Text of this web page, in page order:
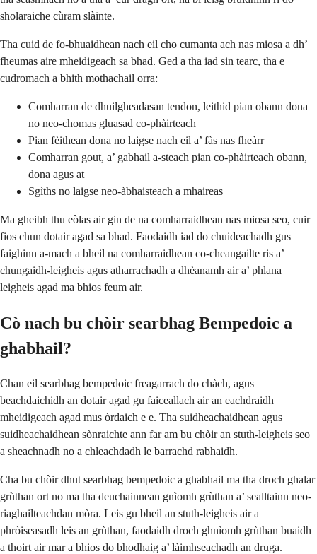
sholaraiche cùram slàinte.
Tha cuid de fo-bhuaidhean nach eil cho cumanta ach nas miosa a dh’
fheumas aire mheidigeach sa bhad. Ged a tha iad sin tearc, tha e
cudromach a bhith mothachail orra:
Comharran de dhuilgheadasan tendon, leithid pian obann dona
no neo-chomas gluasad co-phàirteach
Pian fèithean dona no laigse nach eil a’ fàs nas fheàrr
Comharran gout, a’ gabhail a-steach pian co-phàirteach obann,
dona agus at
Sgìths no laigse neo-àbhaisteach a mhaireas
Ma gheibh thu eòlas air gin de na comharraidhean nas miosa seo, cuir
fios chun dotair agad sa bhad. Faodaidh iad do chuideachadh gus
faighinn a-mach a bheil na comharraidhean co-cheangailte ris a’
chungaidh-leigheis agus atharrachadh a dhèanamh air a’ phlana
leigheis agad ma bhios feum air.
Cò nach bu chòir searbhag Bempedoic a
ghabhail?
Chan eil searbhag bempedoic freagarrach do chàch, agus
beachdaichidh an dotair agad gu faiceallach air an eachdraidh
mheidigeach agad mus òrdaich e e. Tha suidheachaidhean agus
suidheachaidhean sònraichte ann far am bu chòir an stuth-leigheis seo
a sheachnadh no a chleachdadh le barrachd rabhaidh.
Cha bu chòir dhut searbhag bempedoic a ghabhail ma tha droch ghalar
grùthan ort no ma tha deuchainnean gnìomh grùthan a’ sealltainn neo-
riaghailteachdan mòra. Leis gu bheil an stuth-leigheis air a
phròiseasadh leis an grùthan, faodaidh droch ghnìomh grùthan buaidh
a thoirt air mar a bhios do bhodhaig a’ làimhseachadh an druga.